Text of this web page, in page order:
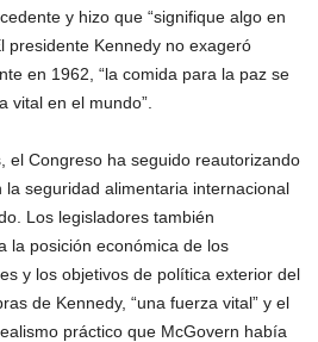
y hizo que “signifique algo en
presidente Kennedy no exageró
en 1962, “la comida para la paz se
vital en el mundo”.
el Congreso ha seguido reautorizando
seguridad alimentaria internacional
Los legisladores también
la posición económica de los
y los objetivos de política exterior del
de Kennedy, “una fuerza vital” y el
práctico que McGovern había